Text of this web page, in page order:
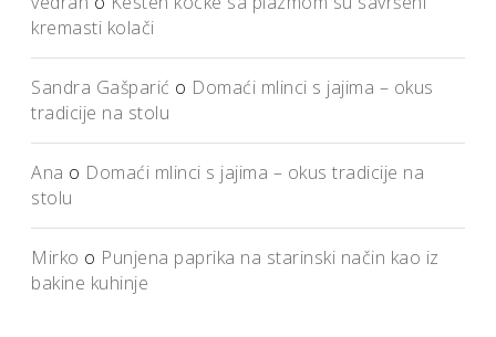
kremasti kolači
Sandra Gašparić o Domaći mlinci s jajima – okus
tradicije na stolu
Ana o Domaći mlinci s jajima – okus tradicije na
stolu
Mirko o Punjena paprika na starinski način kao iz
bakine kuhinje